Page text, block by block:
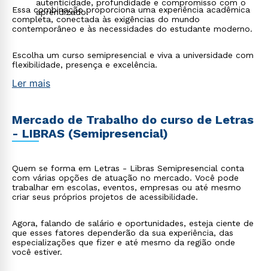
autenticidade, profundidade e compromisso com o
aprendizado.
Essa combinação proporciona uma experiência acadêmica
completa, conectada às exigências do mundo
contemporâneo e às necessidades do estudante moderno.
Escolha um curso semipresencial e viva a universidade com
flexibilidade, presença e excelência.
Ler mais
Mercado de Trabalho do curso de Letras
- LIBRAS (Semipresencial)
Quem se forma em Letras - Libras Semipresencial conta
com várias opções de atuação no mercado. Você pode
trabalhar em escolas, eventos, empresas ou até mesmo
criar seus próprios projetos de acessibilidade.
Agora, falando de salário e oportunidades, esteja ciente de
que esses fatores dependerão da sua experiência, das
especializações que fizer e até mesmo da região onde
você estiver.